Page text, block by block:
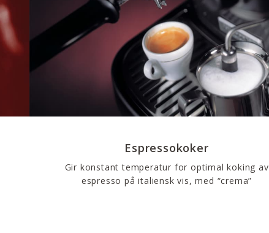
Espressokoker
Gir konstant temperatur for optimal koking av
espresso på italiensk vis, med “crema”